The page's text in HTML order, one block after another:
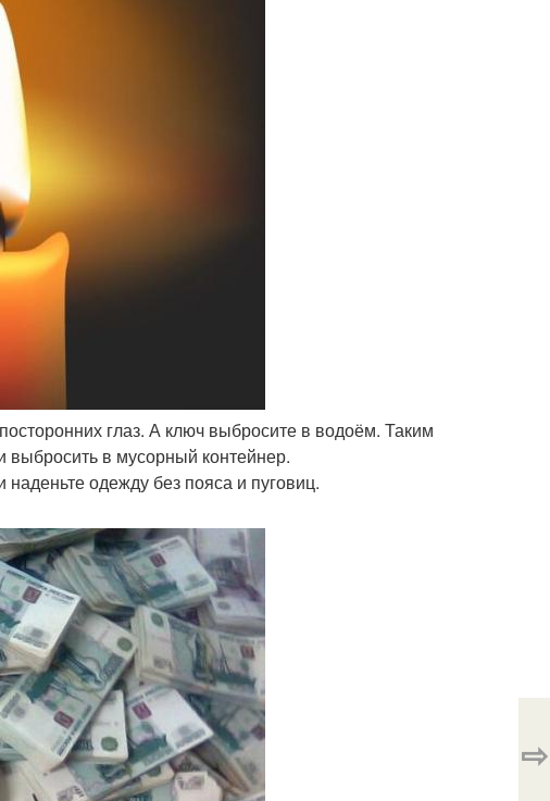
глаз. А ключ выбросите в водоём. Таким
выбросить в мусорный контейнер.
одежду без пояса и пуговиц.
⇨